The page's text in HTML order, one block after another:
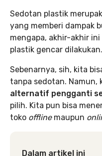
Sedotan plastik
yang memberi dampak
mengapa, akhir-akhir
plastik gencar dilakukan.
Sebenarnya, sih, kita
tanpa sedotan. Namun,
alternatif pengganti
pilih. Kita pun bisa
toko offline maupun
Dalam artikel ini